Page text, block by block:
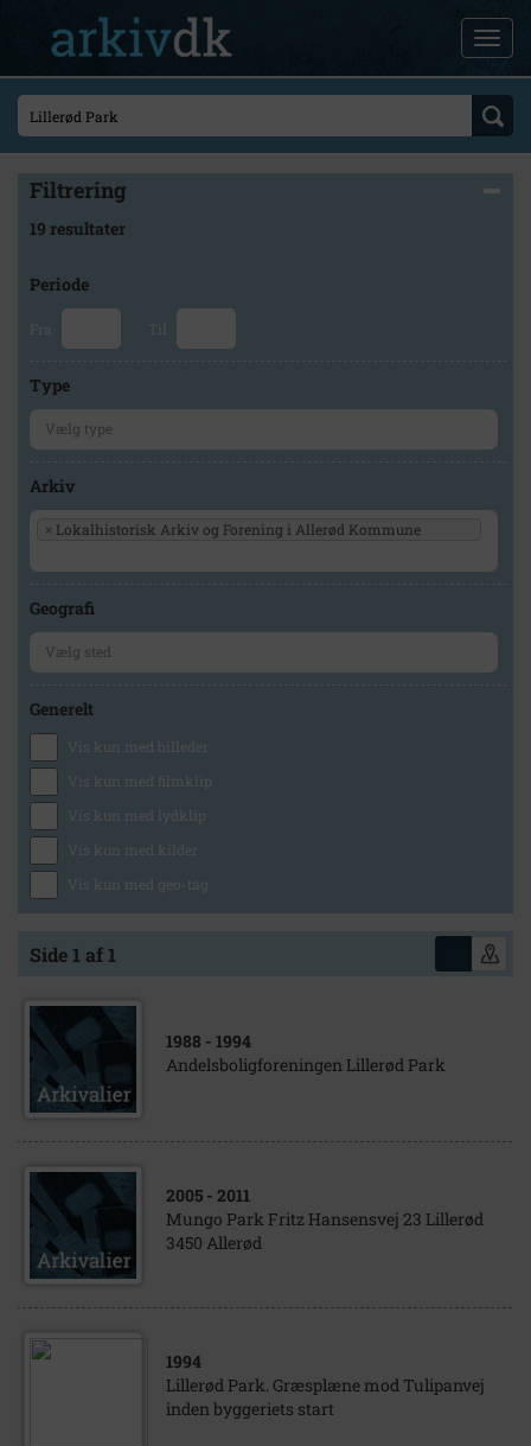
Filtrering
19 resultater
Periode
Fra Til
Type
Arkiv
× Lokalhistorisk Arkiv og Forening i Allerød Kommune
Geografi
Generelt
Vis kun med billeder
Vis kun med filmklip
Vis kun med lydklip
Vis kun med kilder
Vis kun med geo-tag
Side 1 af 1
1988 - 1994
Andelsboligforeningen Lillerød Park
2005 - 2011
Mungo Park Fritz Hansensvej 23 Lillerød
3450 Allerød
1994
Lillerød Park. Græsplæne mod Tulipanvej
inden byggeriets start